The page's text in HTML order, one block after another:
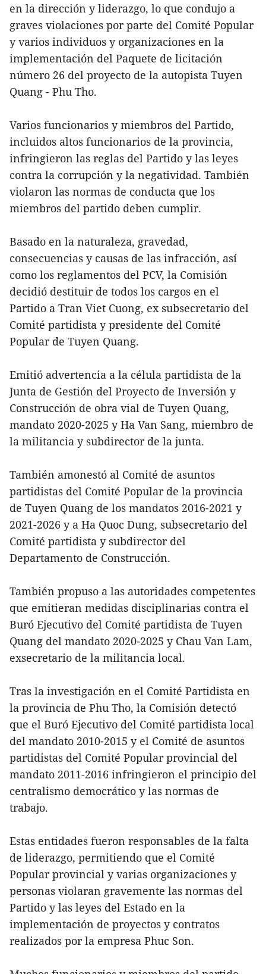
en la dirección y liderazgo, lo que condujo a
graves violaciones por parte del Comité Popular
y varios individuos y organizaciones en la
implementación del Paquete de licitación
número 26 del proyecto de la autopista Tuyen
Quang - Phu Tho.
Varios funcionarios y miembros del Partido,
incluidos altos funcionarios de la provincia,
infringieron las reglas del Partido y las leyes
contra la corrupción y la negatividad. También
violaron las normas de conducta que los
miembros del partido deben cumplir.
Basado en la naturaleza, gravedad,
consecuencias y causas de las infracción, así
como los reglamentos del PCV, la Comisión
decidió destituir de todos los cargos en el
Partido a Tran Viet Cuong, ex subsecretario del
Comité partidista y presidente del Comité
Popular de Tuyen Quang.
Emitió advertencia a la célula partidista de la
Junta de Gestión del Proyecto de Inversión y
Construcción de obra vial de Tuyen Quang,
mandato 2020-2025 y Ha Van Sang, miembro de
la militancia y subdirector de la junta.
También amonestó al Comité de asuntos
partidistas del Comité Popular de la provincia
de Tuyen Quang de los mandatos 2016-2021 y
2021-2026 y a Ha Quoc Dung, subsecretario del
Comité partidista y subdirector del
Departamento de Construcción.
También propuso a las autoridades competentes
que emitieran medidas disciplinarias contra el
Buró Ejecutivo del Comité partidista de Tuyen
Quang del mandato 2020-2025 y Chau Van Lam,
exsecretario de la militancia local.
Tras la investigación en el Comité Partidista en
la provincia de Phu Tho, la Comisión detectó
que el Buró Ejecutivo del Comité partidista local
del mandato 2010-2015 y el Comité de asuntos
partidistas del Comité Popular provincial del
mandato 2011-2016 infringieron el principio del
centralismo democrático y las normas de
trabajo.
Estas entidades fueron responsables de la falta
de liderazgo, permitiendo que el Comité
Popular provincial y varias organizaciones y
personas violaran gravemente las normas del
Partido y las leyes del Estado en la
implementación de proyectos y contratos
realizados por la empresa Phuc Son.